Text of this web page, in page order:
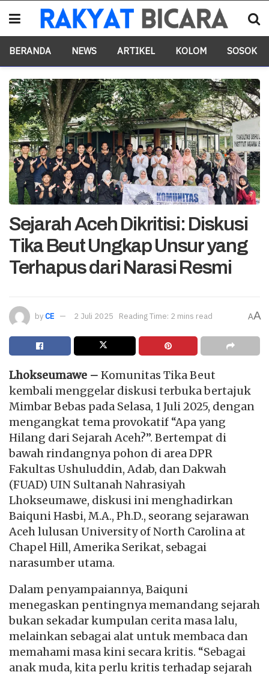
BERANDA NEWS ARTIKEL KOLOM SOSOK
Sejarah Aceh Dikritisi: Diskusi
Tika Beut Ungkap Unsur yang
Terhapus dari Narasi Resmi
byCE 2 Juli 2025 Reading Time: 2 mins read AA
Lhokseumawe – Komunitas Tika Beut
kembali menggelar diskusi terbuka bertajuk
Mimbar Bebas pada Selasa, 1 Juli 2025, dengan
mengangkat tema provokatif “Apa yang
Hilang dari Sejarah Aceh?”. Bertempat di
bawah rindangnya pohon di area DPR
Fakultas Ushuluddin, Adab, dan Dakwah
(FUAD) UIN Sultanah Nahrasiyah
Lhokseumawe, diskusi ini menghadirkan
Baiquni Hasbi, M.A., Ph.D., seorang sejarawan
Aceh lulusan University of North Carolina at
Chapel Hill, Amerika Serikat, sebagai
narasumber utama.
Dalam penyampaiannya, Baiquni
menegaskan pentingnya memandang sejarah
bukan sekadar kumpulan cerita masa lalu,
melainkan sebagai alat untuk membaca dan
memahami masa kini secara kritis. “Sebagai
anak muda, kita perlu kritis terhadap sejarah